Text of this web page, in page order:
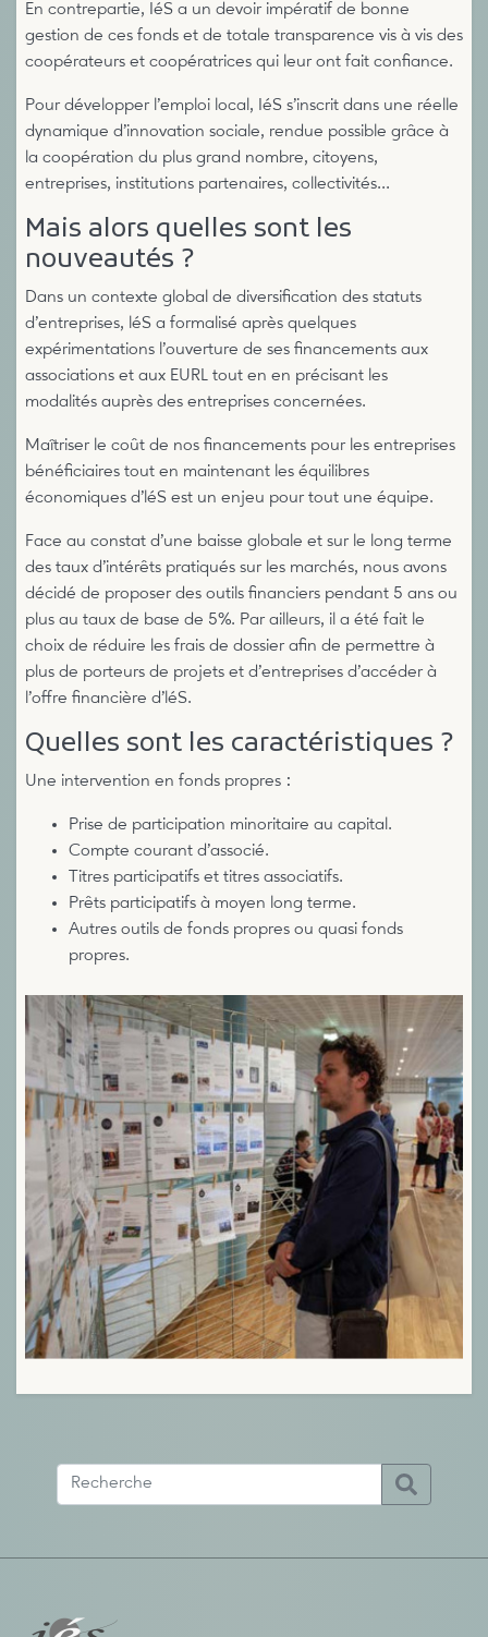
En contrepartie, IéS a un devoir impératif de bonne
gestion de ces fonds et de totale transparence vis à vis des
coopérateurs et coopératrices qui leur ont fait confiance.
Pour développer l’emploi local, IéS s’inscrit dans une réelle
dynamique d’innovation sociale, rendue possible grâce à
la coopération du plus grand nombre, citoyens,
entreprises, institutions partenaires, collectivités...
Mais alors quelles sont les
nouveautés ?
Dans un contexte global de diversification des statuts
d’entreprises, léS a formalisé après quelques
expérimentations l’ouverture de ses financements aux
associations et aux EURL tout en en précisant les
modalités auprès des entreprises concernées.
Maîtriser le coût de nos financements pour les entreprises
bénéficiaires tout en maintenant les équilibres
économiques d’léS est un enjeu pour tout une équipe.
Face au constat d’une baisse globale et sur le long terme
des taux d’intérêts pratiqués sur les marchés, nous avons
décidé de proposer des outils financiers pendant 5 ans ou
plus au taux de base de 5%. Par ailleurs, il a été fait le
choix de réduire les frais de dossier afin de permettre à
plus de porteurs de projets et d’entreprises d’accéder à
l’offre financière d’léS.
Quelles sont les caractéristiques ?
Une intervention en fonds propres :
Prise de participation minoritaire au capital.
Compte courant d’associé.
Titres participatifs et titres associatifs.
Prêts participatifs à moyen long terme.
Autres outils de fonds propres ou quasi fonds
propres.